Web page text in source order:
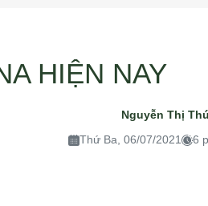
HIỆN NAY
Nguyễn Thị
Thứ Ba, 06/07/2021
6